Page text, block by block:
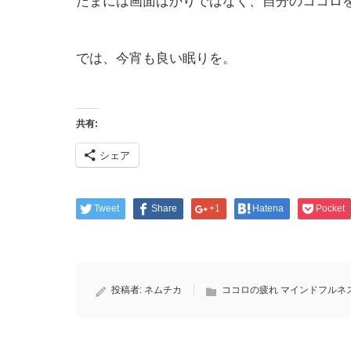
では、今宵も良い眠りを。
共有:
シェア
Tweet Share +1 Hatena Pocket
投稿者: ネムチカ ココロの疲れ マインドフルネ